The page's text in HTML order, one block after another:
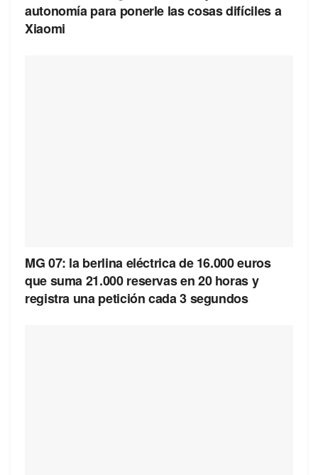
autonomía para ponerle las cosas difíciles a
Xiaomi
MG 07: la berlina eléctrica de 16.000 euros
que suma 21.000 reservas en 20 horas y
registra una petición cada 3 segundos